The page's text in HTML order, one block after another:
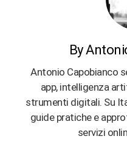
By
Antonio Capobianco
app, intelligenza
strumenti digitali. Su
guide pratiche e
servizi